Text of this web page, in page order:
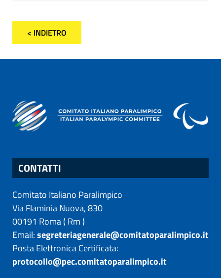
< INDIETRO
CONTATTI
Comitato Italiano Paralimpico
Via Flaminia Nuova, 830
00191 Roma( Rm)
Email:segreteriagenerale@comitatoparalimpico.it
Posta Elettronica Certificata:
protocollo@pec.comitatoparalimpico.it